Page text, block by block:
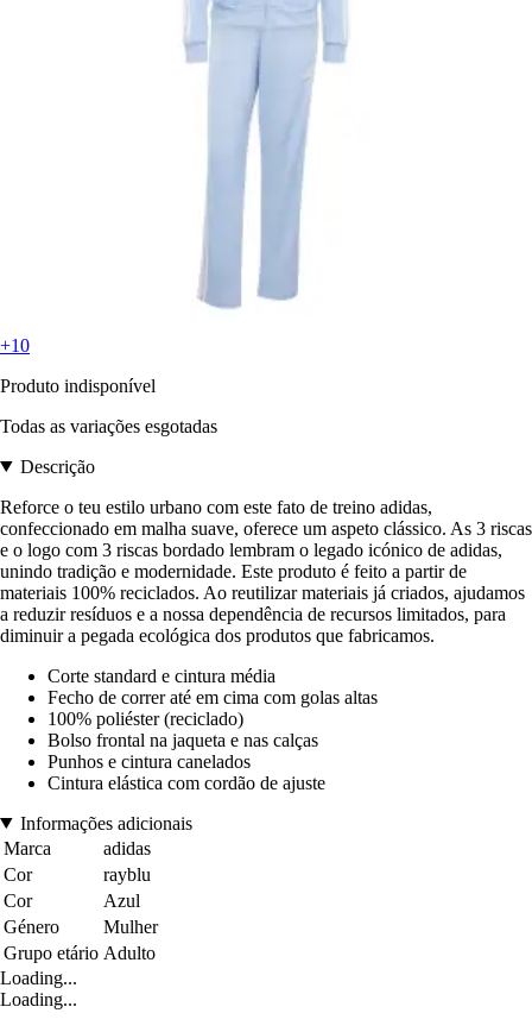
+10
Produto indisponível
Todas as variações esgotadas
Descrição
Reforce o teu estilo urbano com este fato de treino adidas,
confeccionado em malha suave, oferece um aspeto clássico. As 3 riscas
e o logo com 3 riscas bordado lembram o legado icónico de adidas,
unindo tradição e modernidade. Este produto é feito a partir de
materiais 100% reciclados. Ao reutilizar materiais já criados, ajudamos
a reduzir resíduos e a nossa dependência de recursos limitados, para
diminuir a pegada ecológica dos produtos que fabricamos.
Corte standard e cintura média
Fecho de correr até em cima com golas altas
100% poliéster (reciclado)
Bolso frontal na jaqueta e nas calças
Punhos e cintura canelados
Cintura elástica com cordão de ajuste
Informações adicionais
Marca
adidas
Cor
rayblu
Cor
Azul
Género
Mulher
Grupo etário Adulto
Loading...
Loading...